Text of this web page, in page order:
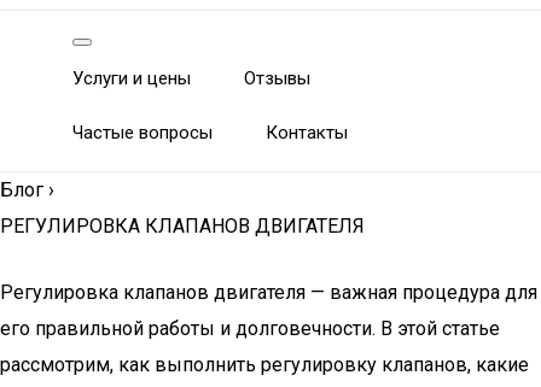
Услуги и цены Отзывы
Частые вопросы Контакты
Блог ›
РЕГУЛИРОВКА КЛАПАНОВ ДВИГАТЕЛЯ
Регулировка клапанов двигателя — важная процедура для
его правильной работы и долговечности. В этой статье
рассмотрим, как выполнить регулировку клапанов, какие